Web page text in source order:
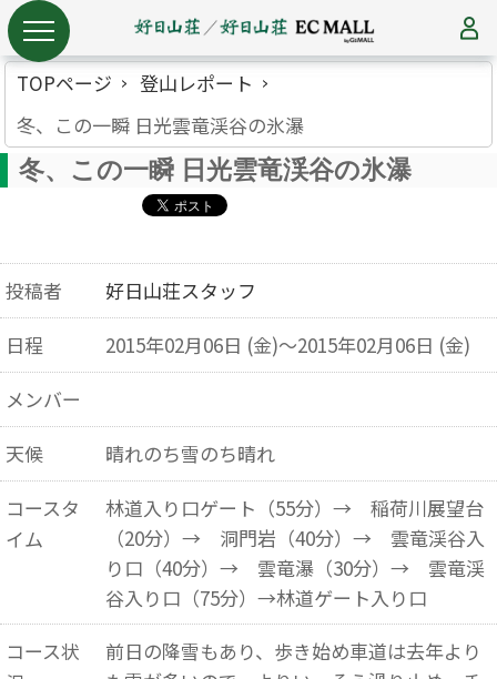
TOPページ
登山レポート
冬、この一瞬 日光雲竜渓谷の氷瀑
冬、この一瞬 日光雲竜渓谷の氷瀑
投稿者
好日山荘スタッフ
日程
2015年02月06日 (金)～2015年02月06日 (金)
メンバー
天候
晴れのち雪のち晴れ
コースタ
イム
林道入り口ゲート（55分）→ 稲荷川展望台
（20分）→ 洞門岩（40分）→ 雲竜渓谷入
り口（40分）→ 雲竜瀑（30分）→ 雲竜渓
谷入り口（75分）→林道ゲート入り口
コース状
前日の降雪もあり、歩き始め車道は去年より